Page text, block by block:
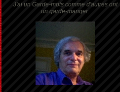
J'ai un Garde-mots comme d'autres ont
un garde-manger.